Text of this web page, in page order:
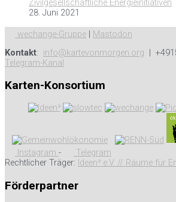
Zivilgesellschaftliche Energieinitiativen
28. Juni 2021
wechange-Gruppe
Mastodon
Kontakt: info@kartevonmorgen.org |
Telegram-Kanal
Karten-Konsortium
Instagram -
Telegram
Rechtlicher Träger: Ideen³ e.V. // Räume für
Förderpartner